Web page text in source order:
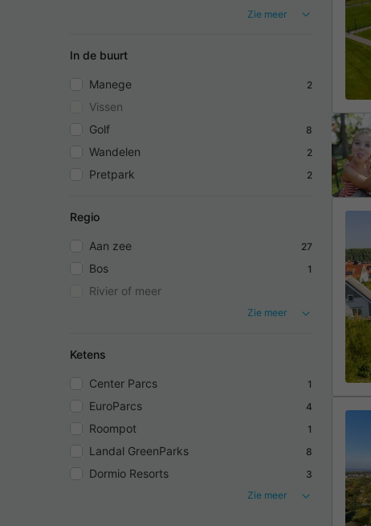
Zie meer
In de buurt
Manege 2
Vissen
Golf
8
Wandelen 2
Pretpark 2
Regio
Aan zee 27
Bos 1
Rivier of meer
Zie meer
Ketens
Center Parcs 1
EuroParcs 4
Roompot 1
Landal GreenParks 8
Dormio Resorts
3
Zie meer